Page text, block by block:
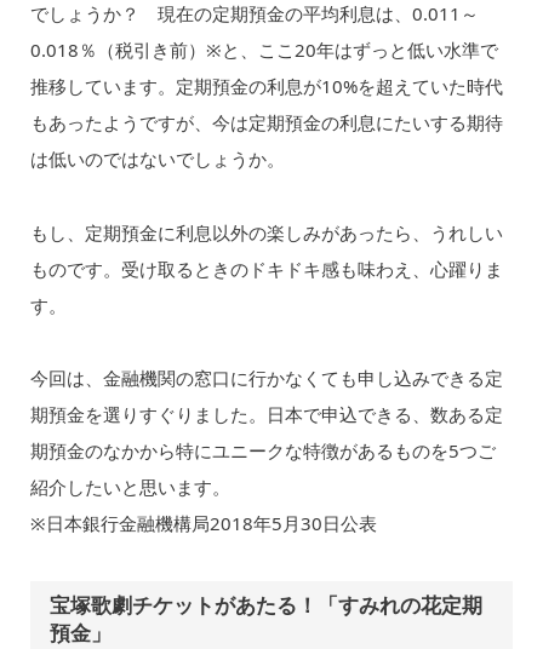
でしょうか？ 現在の定期預金の平均利息は、0.011～
0.018％（税引き前）※と、ここ20年はずっと低い水準で
推移しています。定期預金の利息が10%を超えていた時代
もあったようですが、今は定期預金の利息にたいする期待
は低いのではないでしょうか。
もし、定期預金に利息以外の楽しみがあったら、うれしい
ものです。受け取るときのドキドキ感も味わえ、心躍りま
す。
今回は、金融機関の窓口に行かなくても申し込みできる定
期預金を選りすぐりました。日本で申込できる、数ある定
期預金のなかから特にユニークな特徴があるものを5つご
紹介したいと思います。
※日本銀行金融機構局2018年5月30日公表
宝塚歌劇チケットがあたる！「すみれの花定期
預金」